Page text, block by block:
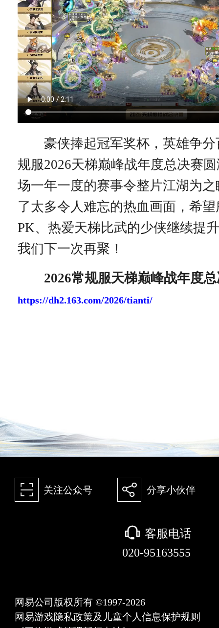
豪侠捧起冠军奖杯，英雄争分
规服2026天梯巅峰战年度总决赛
场一年一度的赛事令整片江湖为
了太多令人难忘的热血画面，希
PK、热爱天梯比武的少侠继续提
我们下一次再聚！
2026常规服天梯巅峰战年度
https://dh2.163.com/2026/tianti/
򰀁 关注公众号 򰀂 分享小伙伴
򰀃 客服电话
020-95163555
网易公司版权所有 ©1997-2026
网易游戏隐私政策及儿童个人信息保护规则